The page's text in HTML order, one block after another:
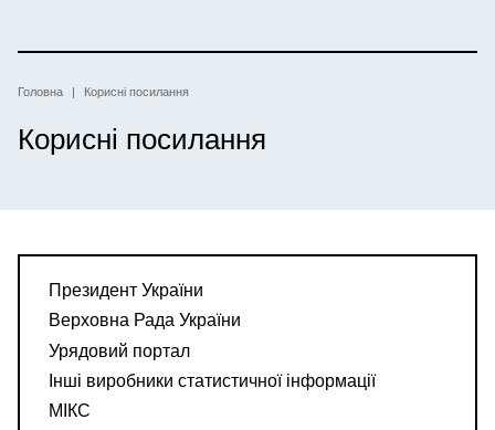
основного
Рядок
навіґації
Головна Корисні посилання
Корисні посилання
Президент України
Верховна Рада України
Урядовий портал
Інші виробники статистичної інформації
МІКС